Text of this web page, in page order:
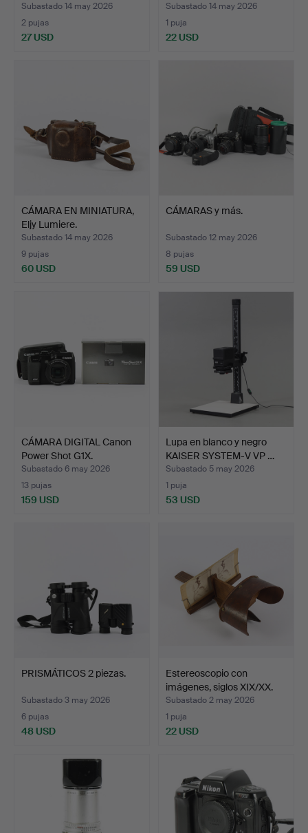
Subastado 14 may 2026
2 pujas
27 USD
Subastado 14 may 2026
1 puja
22 USD
CÁMARA EN MINIATURA,
Eljy Lumiere.
Subastado 14 may 2026
9 pujas
60 USD
CÁMARAS y más.
Subastado 12 may 2026
8 pujas
59 USD
CÁMARA DIGITAL Canon
Power Shot G1X.
Subastado 6 may 2026
13 pujas
159 USD
Lupa en blanco y negro
KAISER SYSTEM-V VP …
Subastado 5 may 2026
1 puja
53 USD
PRISMÁTICOS 2 piezas.
Subastado 3 may 2026
6 pujas
48 USD
Estereoscopio con
imágenes, siglos XIX/XX.
Subastado 2 may 2026
1 puja
22 USD